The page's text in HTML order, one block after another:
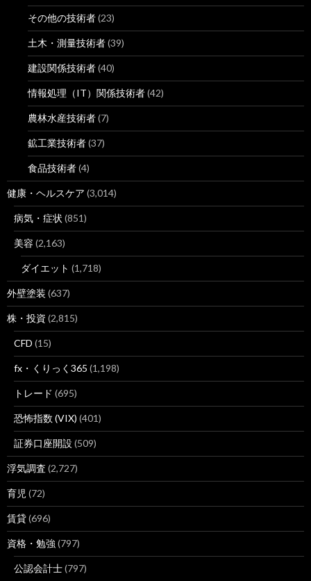
その他の技術者(23)
土木・測量技術者(39)
建設関係技術者(40)
情報処理（IT）関係技術者(42)
農林水産技術者(7)
鉱工業技術者(37)
食品技術者(4)
健康・ヘルスケア (3,014)
病気・症状 (851)
美容 (2,163)
ダイエット (1,718)
外壁塗装 (637)
株・投資 (2,815)
CFD (15)
fx・くりっく365 (1,198)
トレード (695)
恐怖指数 (VIX) (401)
証券口座開設 (509)
浮気調査 (2,727)
育児 (72)
賃貸(696)
資格・勉強 (797)
公認会計士(797)